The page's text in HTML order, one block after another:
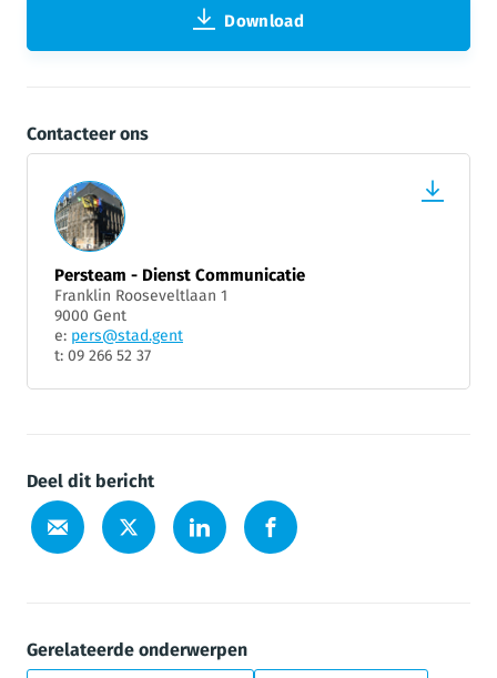
Download
Contacteer ons
Persteam - Dienst Communicatie
Franklin Rooseveltlaan 1
9000 Gent
e: pers@stad.gent
t: 09 266 52 37
Deel dit bericht
Gerelateerde onderwerpen